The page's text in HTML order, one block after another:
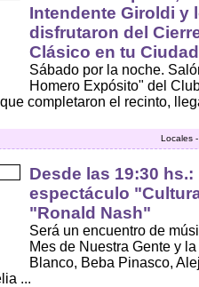
Intendente Giroldi y
disfrutaron del
Clásico en tu
Sábado por la noche.
Homero Expósito" del
completaron el recinto,
Locales
Desde las 19:30
espectáculo
"Ronald Nash"
Será un encuentro de
Mes de Nuestra Gente y
Blanco, Beba Pinasco,
...